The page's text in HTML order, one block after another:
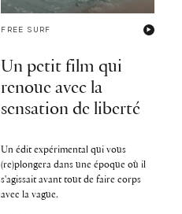
FREE SURF
Un petit film qui
renoue avec la
sensation de liberté
Un édit expérimental qui vous
(re)plongera dans une époque où il
s'agissait avant tout de faire corps
avec la vague.